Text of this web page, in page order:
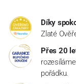
Díky
Zlaté
Přes 20
pořádku.